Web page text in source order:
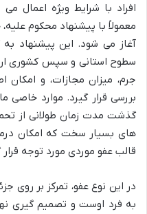
افراد با شرایط ویژه اعمال
معمولاً با پیشنهاد محکوم
آغاز می شود. این پیشنهاد
سطوح استانی و سپس کشوری
جرم، میزان مجازات، و امکان
بررسی قرار گیرد. موارد
گذشت مدت زمان طولانی از
های بسیار سخت که امکان
قالب عفو موردی مورد توجه قرار
در این نوع عفو، تمرکز بر روی
به فرد اوست و تصمیم گیری